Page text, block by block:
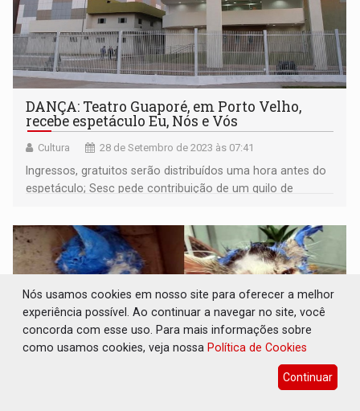
DANÇA: Teatro Guaporé, em Porto Velho,
recebe espetáculo Eu, Nós e Vós
Cultura 28 de Setembro de 2023 às 07:41
Ingressos, gratuitos serão distribuídos uma hora antes do
espetáculo; Sesc pede contribuição de um quilo de
Nós usamos cookies em nosso site para oferecer a melhor
experiência possível. Ao continuar a navegar no site, você
concorda com esse uso. Para mais informações sobre
como usamos cookies, veja nossa Política de Cookies
Continuar